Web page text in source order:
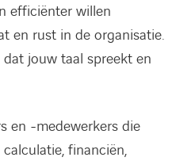
efficiënter willen
en rust in de organisatie.
jouw taal spreekt en
en -medewerkers die
financiën,